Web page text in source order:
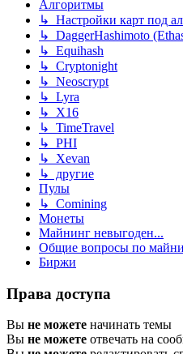
Алгоритмы
↳ Настройки карт под
↳ DaggerHashimoto
↳ Equihash
↳ Cryptonight
↳ Neoscrypt
↳ Lyra
↳ X16
↳ TimeTravel
↳ PHI
↳ Xevan
↳ другие
Пулы
↳ Comining
Монеты
Майнинг невыгоден...
Общие вопросы по
Биржи
Права доступа
Вы не можете начинать темы
Вы не можете отвечать на